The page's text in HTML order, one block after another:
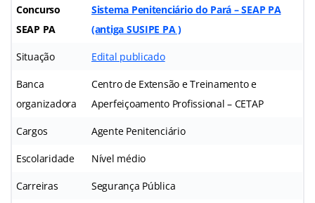
Concurso
SEAP PA
Sistema Penitenciário do Pará – SEAP PA
(antiga SUSIPE PA )
Situação Edital publicado
Banca
organizadora
Centro de Extensão e Treinamento e
Aperfeiçoamento Profissional – CETAP
Cargos Agente Penitenciário
Escolaridade Nível médio
Carreiras Segurança Pública